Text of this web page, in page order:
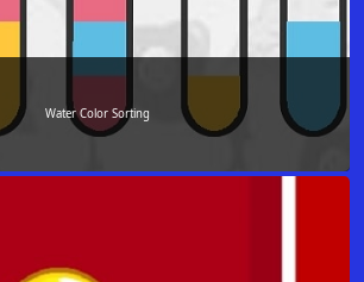
Water Color Sorting